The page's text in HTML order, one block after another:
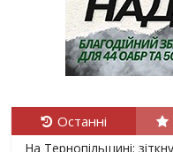
Останні
На Тернопільщині: